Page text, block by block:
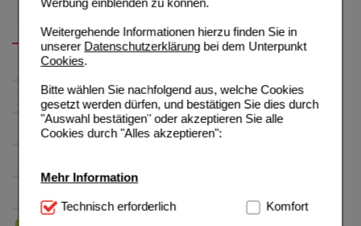
Werbung einblenden zu können.
Weitergehende Informationen hierzu finden Sie in
unserer Datenschutzerklärungbei dem Unterpunkt
Cookies.
Bitte wählen Sie nachfolgend aus, welche Cookies
gesetzt werden dürfen, und bestätigen Sie dies durch
"Auswahl bestätigen" oder akzeptieren Sie alle
Cookies durch "Alles akzeptieren":
Mehr Information
Technisch Notwendig:Hierbei handelt es sich um
Technisch erforderlich Komfort